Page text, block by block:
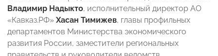
Владимир Надыкто, исполнительный директор АО
«Кавказ.РФ» Хасан Тимижев, главы профильных
департаментов Министерства экономического
развития России, заместители региональных